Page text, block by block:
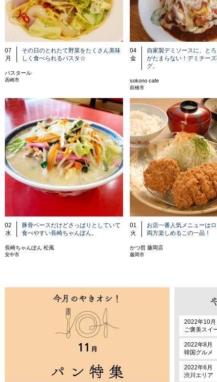
07
月
その日のとれたて野菜をたくさん美味
しく食べられるパスタ☆
パスタール
高崎市
04
金
自家製デミソースに、と
がたまらない！デミチー
グ。
sokono cafe
前橋市
02
水
豚骨ベースだけどさっぱりとしていて
食べやすい長崎ちゃんぽん。
長崎ちゃんぽん 松風
安中市
01
火
お店一番人気メニューは
両方楽しめるこの一品！
かつ哲 藤岡店
藤岡市
2022年10月
ご褒美スイ
2022年8月
韓国グルメ
2022年6月
渋川エリア